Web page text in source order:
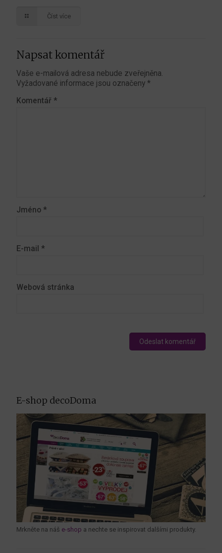
Číst více
Napsat komentář
Vaše e-mailová adresa nebude zveřejněna.
Vyžadované informace jsou označeny *
Komentář *
Jméno *
E-mail *
Webová stránka
E-shop decoDoma
Mrkněte na náš e-shop a nechte se inspirovat dalšími produkty.